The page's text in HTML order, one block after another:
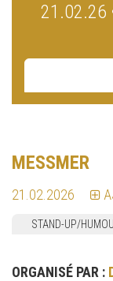
21.02.26
MESSMER
21.02.2026
STAND-UP/
ORGANISÉ PAR :